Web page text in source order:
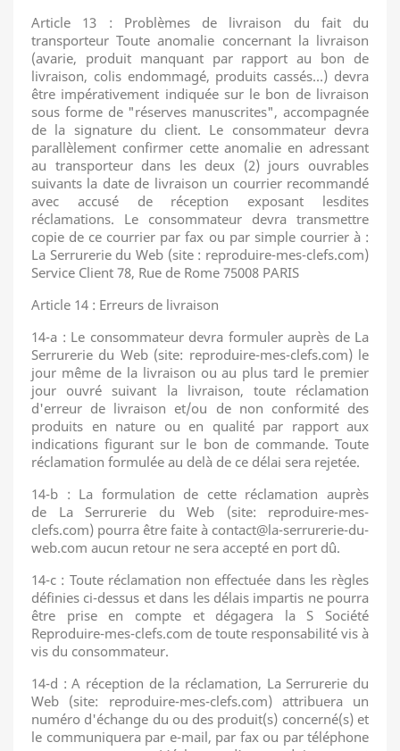
Article 13 : Problèmes de livraison du fait du
transporteur Toute anomalie concernant la livraison
(avarie, produit manquant par rapport au bon de
livraison, colis endommagé, produits cassés…) devra
être impérativement indiquée sur le bon de livraison
sous forme de "réserves manuscrites", accompagnée
de la signature du client. Le consommateur devra
parallèlement confirmer cette anomalie en adressant
au transporteur dans les deux (2) jours ouvrables
suivants la date de livraison un courrier recommandé
avec accusé de réception exposant lesdites
réclamations. Le consommateur devra transmettre
copie de ce courrier par fax ou par simple courrier à :
La Serrurerie du Web (site : reproduire-mes-clefs.com)
Service Client 78, Rue de Rome 75008 PARIS
Article 14 : Erreurs de livraison
14-a : Le consommateur devra formuler auprès de La
Serrurerie du Web (site: reproduire-mes-clefs.com) le
jour même de la livraison ou au plus tard le premier
jour ouvré suivant la livraison, toute réclamation
d'erreur de livraison et/ou de non conformité des
produits en nature ou en qualité par rapport aux
indications figurant sur le bon de commande. Toute
réclamation formulée au delà de ce délai sera rejetée.
14-b : La formulation de cette réclamation auprès
de La Serrurerie du Web (site: reproduire-mes-
clefs.com) pourra être faite à contact@la-serrurerie-du-
web.com aucun retour ne sera accepté en port dû.
14-c : Toute réclamation non effectuée dans les règles
définies ci-dessus et dans les délais impartis ne pourra
être prise en compte et dégagera la S Société
Reproduire-mes-clefs.com de toute responsabilité vis à
vis du consommateur.
14-d : A réception de la réclamation, La Serrurerie du
Web (site: reproduire-mes-clefs.com) attribuera un
numéro d'échange du ou des produit(s) concerné(s) et
le communiquera par e-mail, par fax ou par téléphone